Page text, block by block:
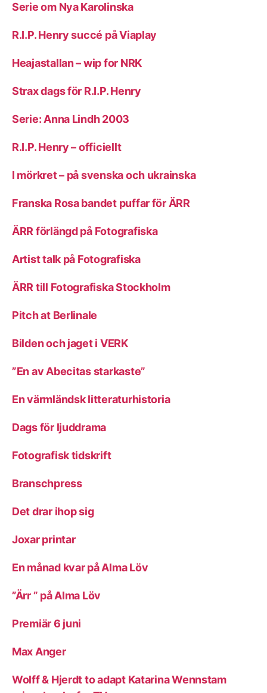
Serie om Nya Karolinska
R.I.P. Henry succé på Viaplay
Heajastallan – wip for NRK
Strax dags för R.I.P. Henry
Serie: Anna Lindh 2003
R.I.P. Henry – officiellt
I mörkret – på svenska och ukrainska
Franska Rosa bandet puffar för ÄRR
ÄRR förlängd på Fotografiska
Artist talk på Fotografiska
ÄRR till Fotografiska Stockholm
Pitch at Berlinale
Bilden och jaget i VERK
”En av Abecitas starkaste”
En värmländsk litteraturhistoria
Dags för ljuddrama
Fotografisk tidskrift
Branschpress
Det drar ihop sig
Joxar printar
En månad kvar på Alma Löv
”Ärr ” på Alma Löv
Premiär 6 juni
Max Anger
Wolff & Hjerdt to adapt Katarina Wennstam